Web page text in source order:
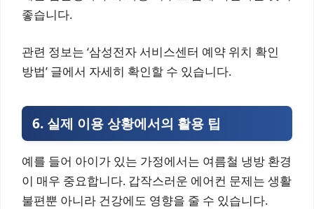
좋습니다.
관련 정보는 ‘삼성전자 서비스센터 예약 위치 확인
방법’ 글에서 자세히 확인할 수 있습니다.
6. 실제 이용 상황에서의 활용 팁
예를 들어 아이가 있는 가정에서는 여름철 냉방 환경
이 매우 중요합니다. 갑작스러운 에어컨 문제는 생활
불편뿐 아니라 건강에도 영향을 줄 수 있습니다.